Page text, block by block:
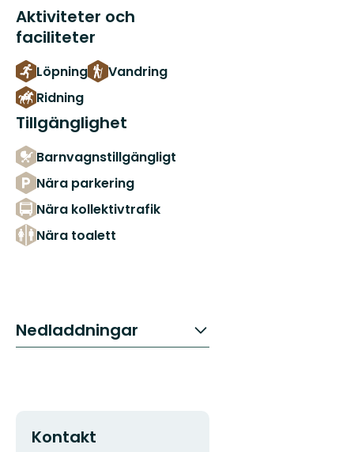
Aktiviteter och
faciliteter
Löpning
Vandring
Ridning
Tillgänglighet
Barnvagnstillgängligt
Nära parkering
Nära kollektivtrafik
Nära toalett
Nedladdningar
Kontakt